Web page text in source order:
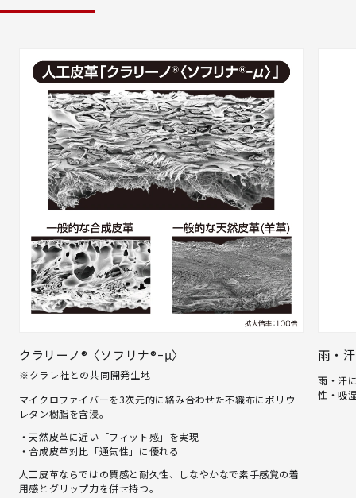
クラリーノ®〈ソフリナ®ｰμ〉
※クラレ社との共同開発生地
マイクロファイバーを3次元的に絡み合わせた不織布にポリウ
レタン樹脂を含浸。
・天然皮革に近い「フィット感」を実現
・合成皮革対比「通気性」に優れる
人工皮革ならではの質感と耐久性、しなやかなで素手感覚の着
用感とグリップ力を併せ持つ。
雨・
雨・汗
性・吸